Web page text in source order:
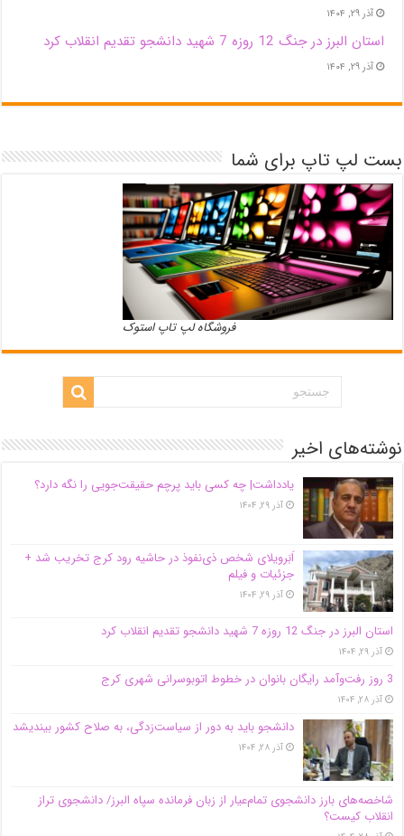
آذر ۲۹, ۱۴۰۴
استان البرز در جنگ 12 روزه 7 شهید دانشجو تقدیم انقلاب کرد
آذر ۲۹, ۱۴۰۴
بست لپ تاپ برای شما
فروشگاه لپ تاپ استوک
نوشته‌های اخیر
یادداشت| ‌چه کسی باید پرچم حقیقت‌جویی را نگه دارد؟
آذر ۲۹, ۱۴۰۴
اَبَر‌ویلای شخص ذی‌نفوذ در حاشیه‌ رود کرج تخریب شد +
جزئیات و فیلم
آذر ۲۹, ۱۴۰۴
استان البرز در جنگ 12 روزه 7 شهید دانشجو تقدیم انقلاب کرد
آذر ۲۹, ۱۴۰۴
3 روز رفت‌وآمد رایگان بانوان در خطوط اتوبوسرانی شهری کرج
آذر ۲۸, ۱۴۰۴
دانشجو باید به دور از سیاست‌زدگی، به صلاح کشور بیندیشد
آذر ۲۸, ۱۴۰۴
شاخصه‌های بارز دانشجوی تمام‌عیار از زبان فرمانده سپاه البرز/ دانشجوی تراز
انقلاب کیست؟